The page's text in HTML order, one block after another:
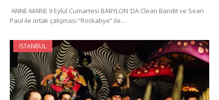
ANNE-MARIE 9 Eylül Cumartesi BABYLON ’DA Clean Bandit ve Sean
Paul ile ortak çalışması “Rockabye” ile…
İSTANBUL